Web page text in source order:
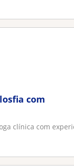
com
clínica com